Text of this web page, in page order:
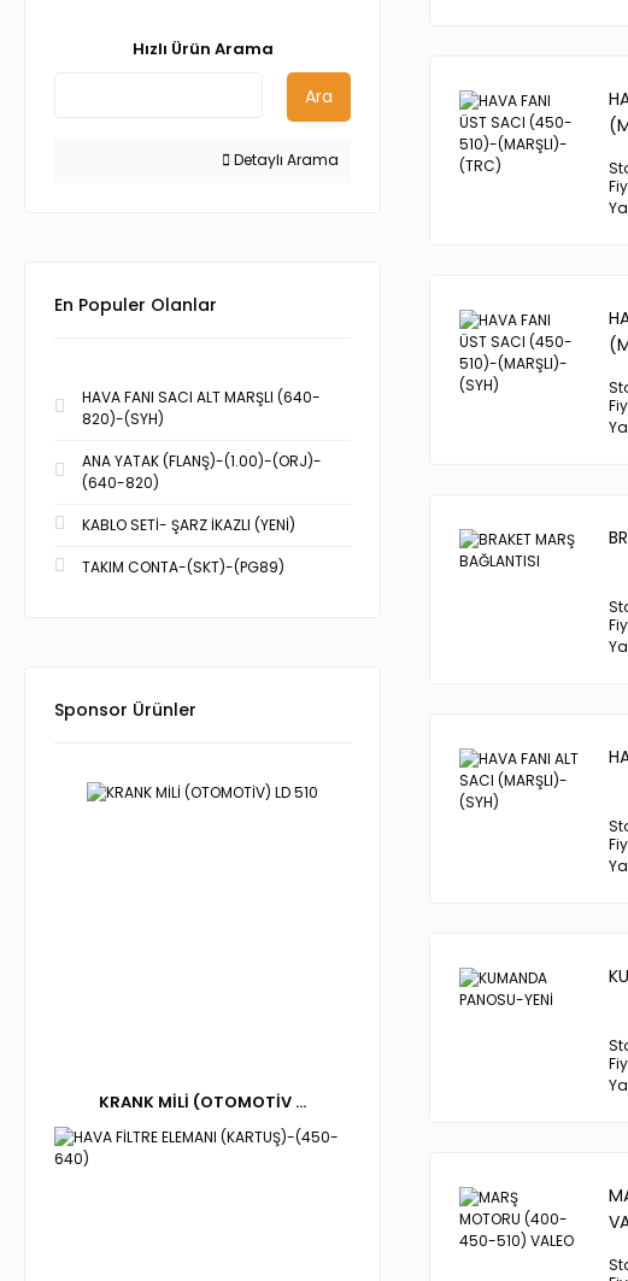
Hızlı Ürün Arama
Ara
Detaylı Arama
En Populer Olanlar
HAVA FANI SACI ALT MARŞLI (640-
820)-(SYH)
ANA YATAK (FLANŞ)-(1.00)-(ORJ)-
(640-820)
KABLO SETİ- ŞARZ İKAZLI (YENİ)
TAKIM CONTA-(SKT)-(PG89)
Sponsor Ürünler
KRANK MİLİ (OTOMOTİV ...